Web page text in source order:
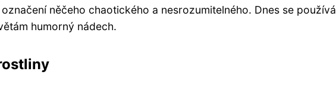
něčeho chaotického a nesrozumitelného. Dnes se používá
humorný nádech.